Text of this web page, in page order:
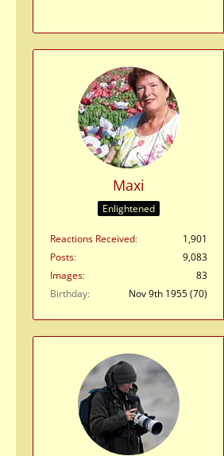
Maxi
Enlightened
Reactions Received
1,901
Posts
9,083
Images
83
Birthday
Nov 9th 1955 (70)